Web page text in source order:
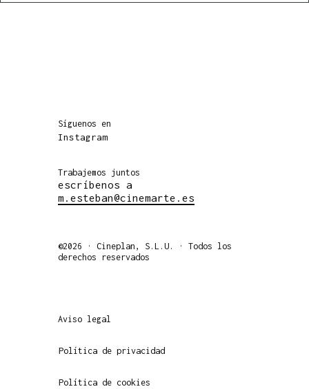
Síguenos en
Instagram
Trabajemos juntos
escríbenos a
m.esteban@cinemarte.es
©2026 · Cineplan, S.L.U. · Todos los
derechos reservados
Aviso legal
Política de privacidad
Política de cookies